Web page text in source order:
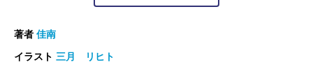
著者 佳南
イラスト 三月 リヒト